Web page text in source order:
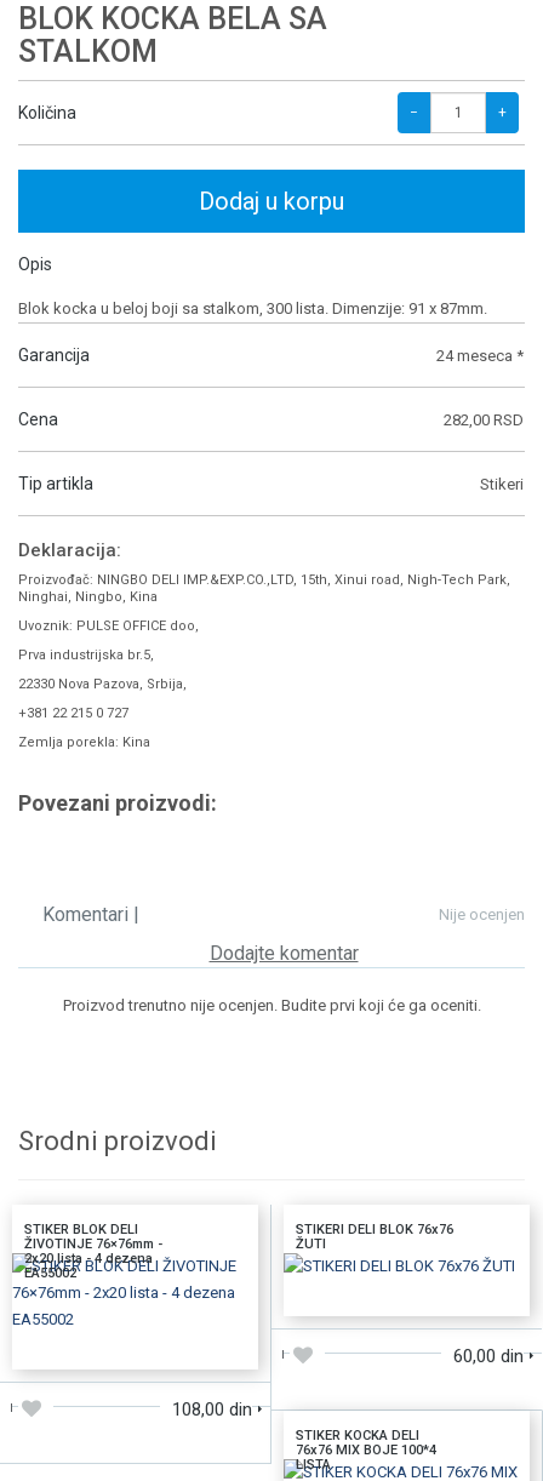
BLOK KOCKA BELA SA
STALKOM
Količina − +
Dodaj u korpu
Opis
Blok kocka u beloj boji sa stalkom, 300 lista. Dimenzije: 91 x 87mm.
Garancija 24 meseca *
Cena 282,00 RSD
Tip artikla Stikeri
Deklaracija:
Proizvođač: NINGBO DELI IMP.&EXP.CO.,LTD, 15th, Xinui road, Nigh-Tech Park,
Ninghai, Ningbo, Kina
Uvoznik: PULSE OFFICE doo,
Prva industrijska br.5,
22330 Nova Pazova, Srbija,
+381 22 215 0 727
Zemlja porekla: Kina
Povezani proizvodi:
Nije ocenjen
Komentari |
Dodajte komentar
Proizvod trenutno nije ocenjen. Budite prvi koji će ga oceniti.
Srodni proizvodi
STIKER BLOK DELI
ŽIVOTINJE 76×76mm -
2x20 lista - 4 dezena
EA55002
108,00 din
STIKERI DELI BLOK 76x76
ŽUTI
60,00 din
STIKER KOCKA DELI
76x76 MIX BOJE 100*4
LISTA